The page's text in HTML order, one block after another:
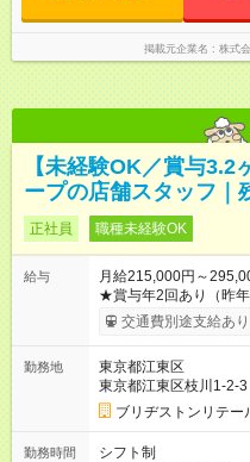
掲載元企業名 株式
【未経験OK／賞与
ープの店舗スタッフ｜
正社員 職種未経験OK
給与
月給215,000円～
★賞与年2回あり（昨
全社員の給与を一律改定
平均月15時間以下、
ん。 【試用期間】試用期間あり 試用期間の長さ：3ヶ月 雇用形
態、給与は本採用時と
交通費別途支給あり
勤務地
東京都江東区
東京都江東区枝川1-2-3
ブリヂストンリテー
勤務時間
シフト制